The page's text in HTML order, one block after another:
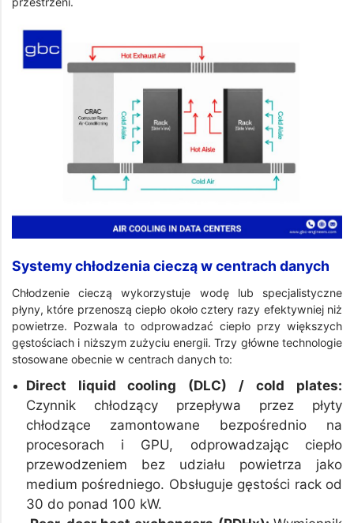
Systemy chłodzenia cieczą w centrach danych
Chłodzenie cieczą wykorzystuje wodę lub specjalistyczne
płyny, które przenoszą ciepło około cztery razy efektywniej niż
powietrze. Pozwala to odprowadzać ciepło przy większych
gęstościach i niższym zużyciu energii. Trzy główne technologie
stosowane obecnie w centrach danych to:
Direct liquid cooling (DLC) / cold plates:
Czynnik chłodzący przepływa przez płyty
chłodzące zamontowane bezpośrednio na
procesorach i GPU, odprowadzając ciepło
przewodzeniem bez udziału powietrza jako
medium pośredniego. Obsługuje gęstości rack od
30 do ponad 100 kW.